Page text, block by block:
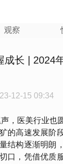
观察
成长 | 2024
12-15 09:34
，医美行业也
的高速发展阶
结构逐渐明朗
口，凭借优质